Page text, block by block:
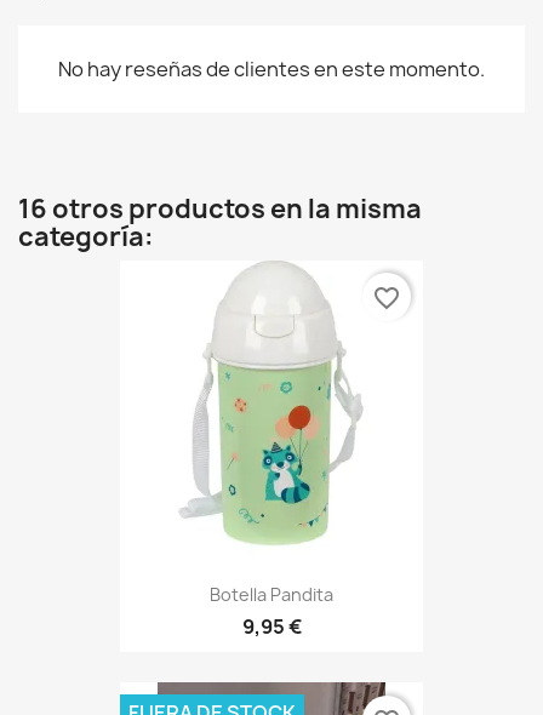
No hay reseñas de clientes en este momento.
16 otros productos en la misma
categoría:
Botella Pandita
9,95 €
favorite_border